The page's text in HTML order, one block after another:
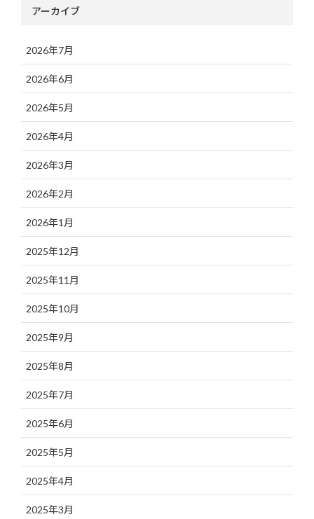
アーカイブ
2026年7月
2026年6月
2026年5月
2026年4月
2026年3月
2026年2月
2026年1月
2025年12月
2025年11月
2025年10月
2025年9月
2025年8月
2025年7月
2025年6月
2025年5月
2025年4月
2025年3月